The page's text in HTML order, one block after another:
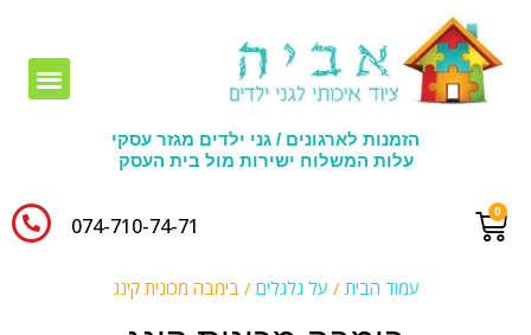
הזמנות לארגונים / גני ילדים מגזר עסקי
עלות המשלוח ישירות מול בית העסק
074-710-74-71​
עמוד הבית / על גלגלים / בימבה מכונית קינג